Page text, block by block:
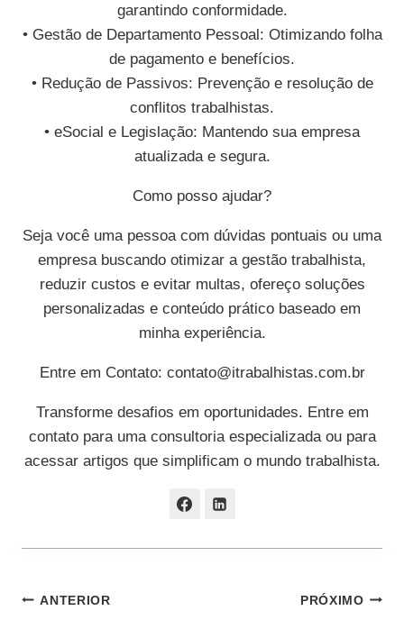
garantindo conformidade.
• Gestão de Departamento Pessoal: Otimizando folha
de pagamento e benefícios.
• Redução de Passivos: Prevenção e resolução de
conflitos trabalhistas.
• eSocial e Legislação: Mantendo sua empresa
atualizada e segura.
Como posso ajudar?
Seja você uma pessoa com dúvidas pontuais ou uma
empresa buscando otimizar a gestão trabalhista,
reduzir custos e evitar multas, ofereço soluções
personalizadas e conteúdo prático baseado em
minha experiência.
Entre em Contato: contato@itrabalhistas.com.br
Transforme desafios em oportunidades. Entre em
contato para uma consultoria especializada ou para
acessar artigos que simplificam o mundo trabalhista.
Navegação
ANTERIOR PRÓXIMO